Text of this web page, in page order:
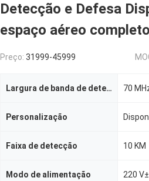
Detecção e Defesa
espaço aéreo completo
Preço: 31999-45999
Largura de banda de detecção 70
Personalização
Faixa de detecção 10 KM
Modo de alimentação 220